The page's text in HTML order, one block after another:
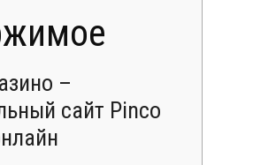
–
сайт Pinco